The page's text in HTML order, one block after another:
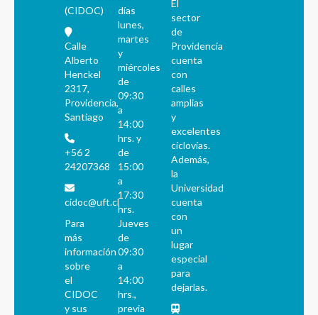
(CIDOC)
Calle
Alberto
Henckel
2317,
Providencia,
Santiago
+56 2
24207368
cidoc@uft.cl
Para
más
información
sobre
el
CIDOC
y sus
días
lunes,
martes
y
miércoles
de
09:30
a
14:00
hrs. y
de
15:00
a
17:30
hrs.
Jueves
de
09:30
a
14:00
hrs.,
previa
El
sector
de
Providencia
cuenta
con
calles
amplias
y
excelentes
ciclovías.
Además,
la
Universidad
cuenta
con
un
lugar
especial
para
dejarlas.